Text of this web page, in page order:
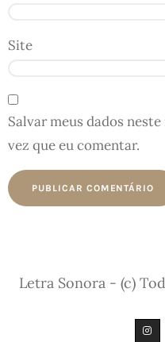
Site
Salvar meus dados
vez que eu comentar.
Letra Sonora - (c)